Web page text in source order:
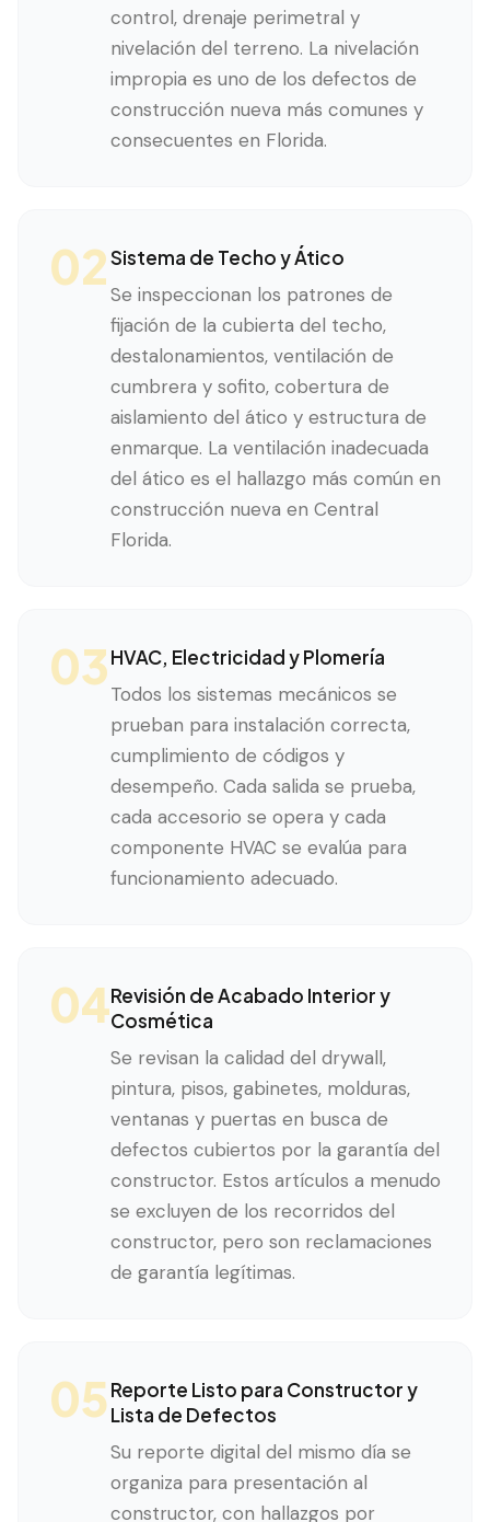
control, drenaje perimetral y
nivelación del terreno. La nivelación
impropia es uno de los defectos de
construcción nueva más comunes y
consecuentes en Florida.
02Sistema de Techo y Ático
Se inspeccionan los patrones de
fijación de la cubierta del techo,
destalonamientos, ventilación de
cumbrera y sofito, cobertura de
aislamiento del ático y estructura de
enmarque. La ventilación inadecuada
del ático es el hallazgo más común en
construcción nueva en Central
Florida.
03HVAC, Electricidad y Plomería
Todos los sistemas mecánicos se
prueban para instalación correcta,
cumplimiento de códigos y
desempeño. Cada salida se prueba,
cada accesorio se opera y cada
componente HVAC se evalúa para
funcionamiento adecuado.
04Revisión de Acabado Interior y
Cosmética
Se revisan la calidad del drywall,
pintura, pisos, gabinetes, molduras,
ventanas y puertas en busca de
defectos cubiertos por la garantía del
constructor. Estos artículos a menudo
se excluyen de los recorridos del
constructor, pero son reclamaciones
de garantía legítimas.
05Reporte Listo para Constructor y
Lista de Defectos
Su reporte digital del mismo día se
organiza para presentación al
constructor, con hallazgos por